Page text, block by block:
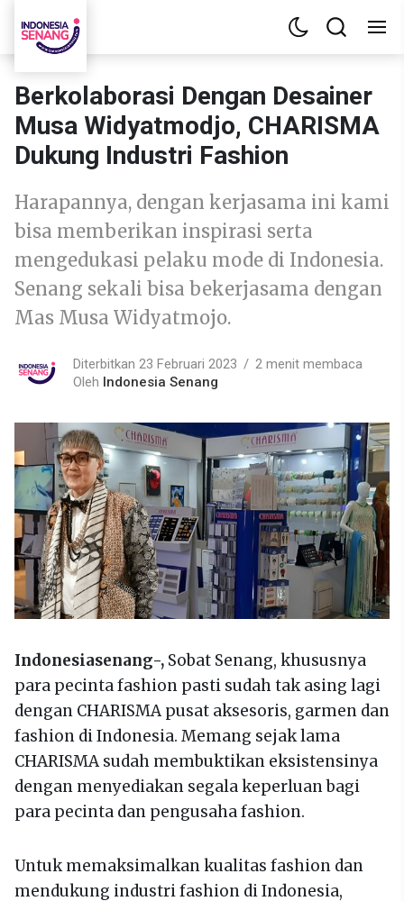
Berkolaborasi Dengan Desainer
Musa Widyatmodjo, CHARISMA
Dukung Industri Fashion
Harapannya, dengan kerjasama ini kami
bisa memberikan inspirasi serta
mengedukasi pelaku mode di Indonesia.
Senang sekali bisa bekerjasama dengan
Mas Musa Widyatmojo.
Diterbitkan 23 Februari 2023
2 menit membaca
Oleh Indonesia Senang
Indonesiasenang-, Sobat Senang, khususnya
para pecinta fashion pasti sudah tak asing lagi
dengan CHARISMA pusat aksesoris, garmen dan
fashion di Indonesia. Memang sejak lama
CHARISMA sudah membuktikan eksistensinya
dengan menyediakan segala keperluan bagi
para pecinta dan pengusaha fashion.
Untuk memaksimalkan kualitas fashion dan
mendukung industri fashion di Indonesia,